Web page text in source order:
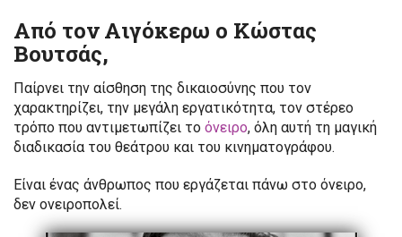
Από τον Αιγόκερω ο Κώστας
Βουτσάς,
Παίρνει την αίσθηση της δικαιοσύνης που τον
χαρακτηρίζει, την μεγάλη εργατικότητα, τον στέρεο
τρόπο που αντιμετωπίζει το όνειρο, όλη αυτή τη μαγική
διαδικασία του θεάτρου και του κινηματογράφου.
Είναι ένας άνθρωπος που εργάζεται πάνω στο όνειρο,
δεν ονειροπολεί.